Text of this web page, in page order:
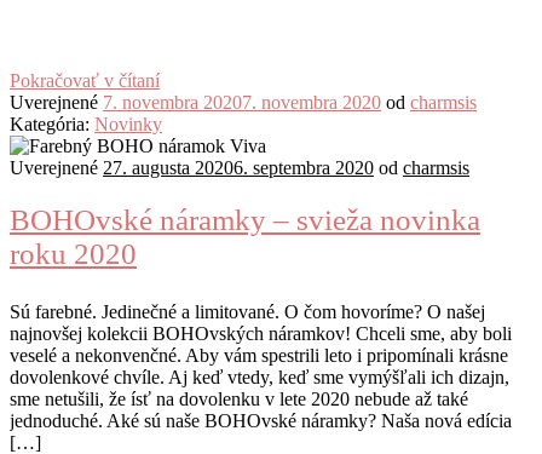
Pokračovať v čítaní
Uverejnené 7. novembra 20207. novembra 2020 od charmsis
Kategória: Novinky
Uverejnené 27. augusta 20206. septembra 2020 od charmsis
BOHOvské náramky – svieža novinka
roku 2020
Sú farebné. Jedinečné a limitované. O čom hovoríme? O našej
najnovšej kolekcii BOHOvských náramkov! Chceli sme, aby boli
veselé a nekonvenčné. Aby vám spestrili leto i pripomínali krásne
dovolenkové chvíle. Aj keď vtedy, keď sme vymýšľali ich dizajn,
sme netušili, že ísť na dovolenku v lete 2020 nebude až také
jednoduché. Aké sú naše BOHOvské náramky? Naša nová edícia
[…]